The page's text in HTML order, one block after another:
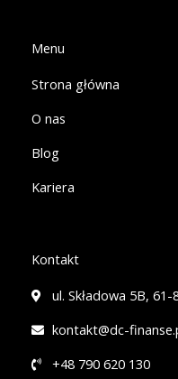
k
n
Menu
Strona główna
O nas
Blog
Kariera
Kontakt
ul. Składowa 5B,
kontakt@dc-
+48 790 620 130